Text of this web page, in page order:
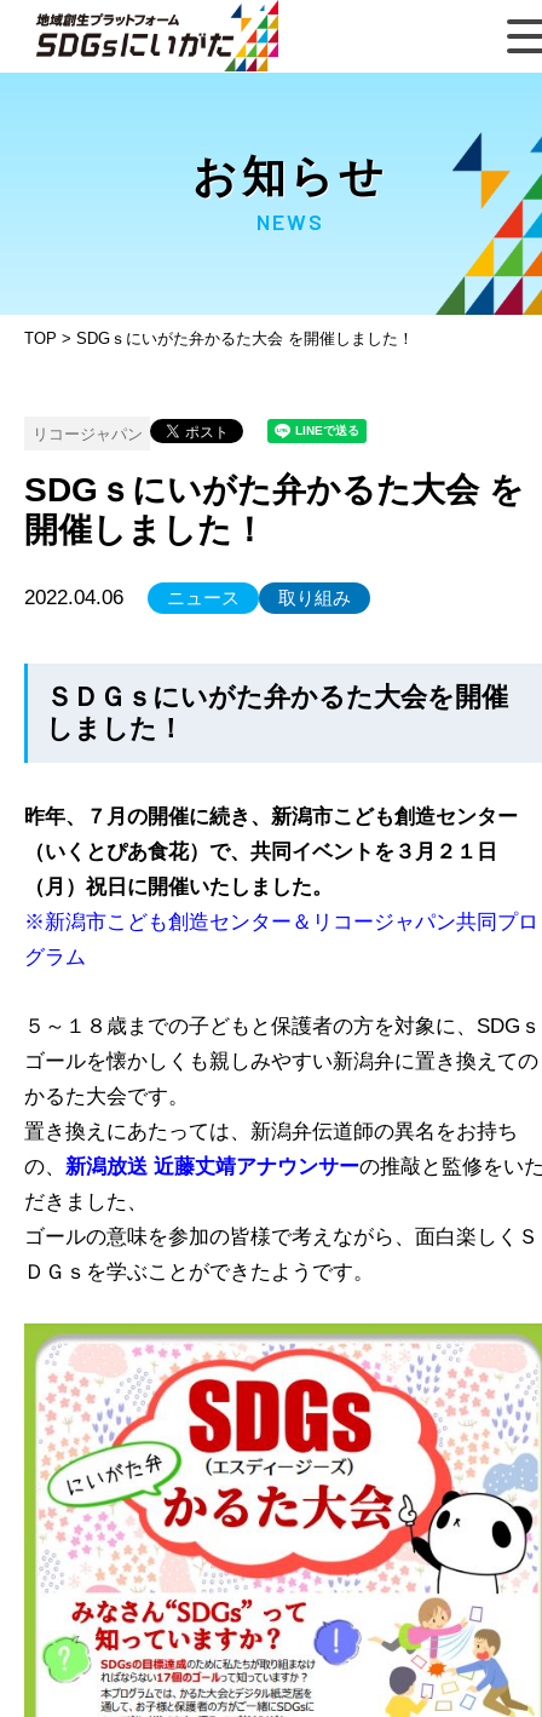
お知らせ
NEWS
TOP > SDGｓにいがた弁かるた大会 を開催しました！
リコージャパン
SDGｓにいがた弁かるた大会 を
開催しました！
2022.04.06 ニュース 取り組み
ＳＤＧｓにいがた弁かるた大会を開催
しました！
昨年、７月の開催に続き、新潟市こども創造センター
（いくとぴあ食花）で、共同イベントを３月２１日
（月）祝日に開催いたしました。
※新潟市こども創造センター＆リコージャパン共同プロ
グラム
５～１８歳までの子どもと保護者の方を対象に、SDGｓ
ゴールを懐かしくも親しみやすい新潟弁に置き換えての
かるた大会です。
置き換えにあたっては、新潟弁伝道師の異名をお持ち
の、 新潟放送 近藤丈靖アナウンサーの推敲と監修をい
だきました、
ゴールの意味を参加の皆様で考えながら、面白楽しくＳ
ＤＧｓを学ぶことができたようです。